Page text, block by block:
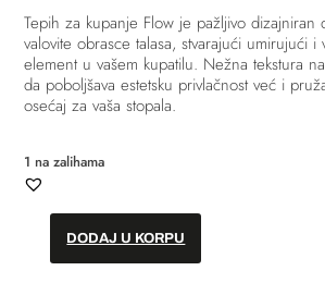
Tepih za kupanje Flow je pažljivo dizajniran
valovite obrasce talasa, stvarajući umirujući
element u vašem kupatilu. Nežna tekstura
da poboljšava estetsku privlačnost već i
osećaj za vaša stopala.
1 na zalihama
DODAJ U KORPU